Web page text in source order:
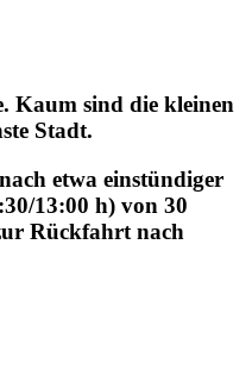
Kaum sind die kleinen
Stadt.
etwa einstündiger
13:00 h) von 30
Rückfahrt nach